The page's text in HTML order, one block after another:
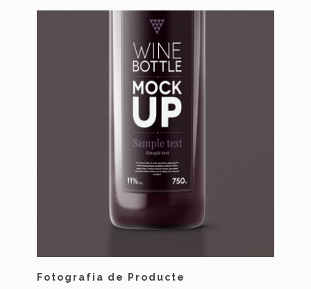
Fotografia de Producte